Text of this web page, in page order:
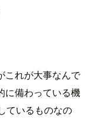
これが大事なんで
に備わっている機
ているものなの